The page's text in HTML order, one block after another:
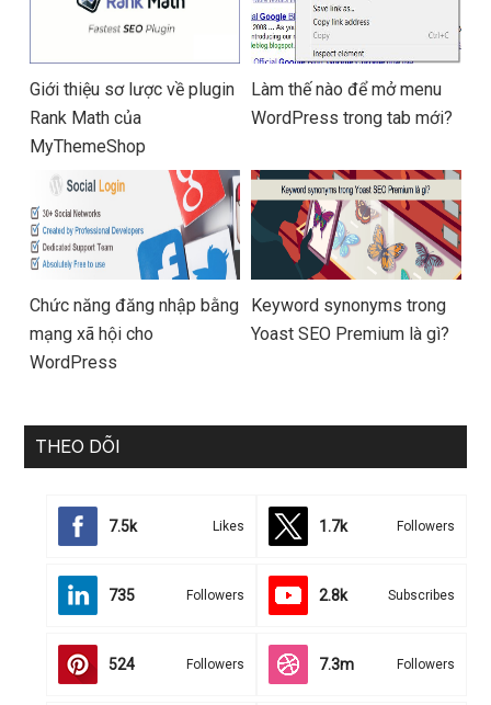
Giới thiệu sơ lược về plugin
Rank Math của
MyThemeShop
Làm thế nào để mở menu
WordPress trong tab mới?
Chức năng đăng nhập bằng
mạng xã hội cho
WordPress
Keyword synonyms trong
Yoast SEO Premium là gì?
THEO DÕI
7.5k Likes 1.7k Followers
735 Followers 2.8k Subscribes
524 Followers 7.3m Followers